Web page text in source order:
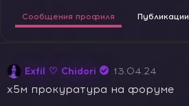
Сообщения профиля Публикации
Exfil ♡ Chidori 13.04.24
х5м прокуратура на форуме